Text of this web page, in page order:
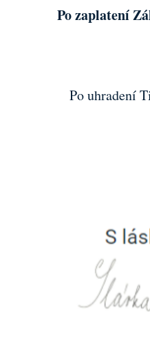
Po zaplatení
Po uhradení